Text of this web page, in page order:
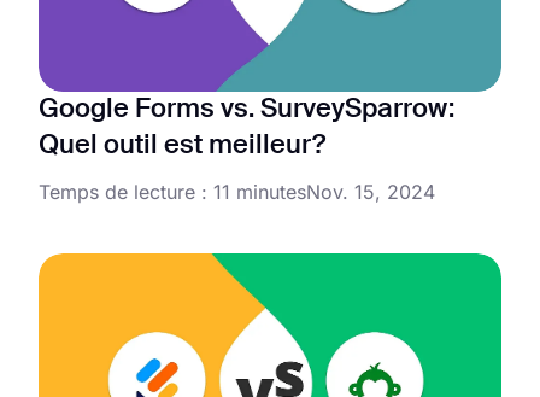
Google Forms vs. SurveySparrow:
Quel outil est meilleur?
Temps de lecture : 11 minutesNov. 15, 2024